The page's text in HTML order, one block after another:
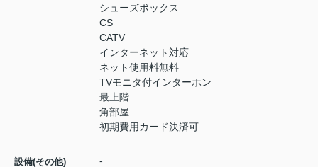
シューズボックス
CS
CATV
インターネット対応
ネット使用料無料
TVモニタ付インターホン
最上階
角部屋
初期費用カード決済可
設備(その他) -